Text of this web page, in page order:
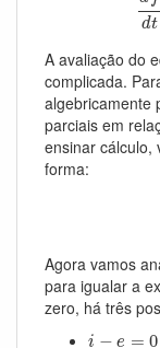
dt
A avaliação do
complicada.
algebricamente
parciais em
ensinar cálculo,
forma:
Agora vamos
para igualar a
zero, há três
i − e = 0
i−e= 0